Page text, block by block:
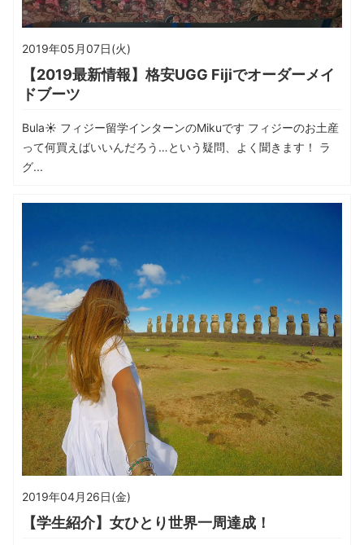
2019年05月07日(火)
【2019最新情報】格安UGG Fijiでオーダーメイ
ドブーツ
Bula☀ フィジー留学インターンのMikuです フィジーのお土産
って何買えばいいんだろう…という疑問、よく聞きます！ ラ
グ...
2019年04月26日(金)
【学生紹介】女ひとり世界一周達成！